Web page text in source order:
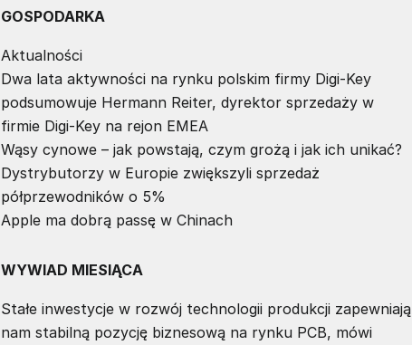
GOSPODARKA
Aktualności
Dwa lata aktywności na rynku polskim firmy Digi-Key
podsumowuje Hermann Reiter, dyrektor sprzedaży w
firmie Digi-Key na rejon EMEA
Wąsy cynowe – jak powstają, czym grożą i jak ich unikać?
Dystrybutorzy w Europie zwiększyli sprzedaż
półprzewodników o 5%
Apple ma dobrą passę w Chinach
WYWIAD MIESIĄCA
Stałe inwestycje w rozwój technologii produkcji zapewniają
nam stabilną pozycję biznesową na rynku PCB, mówi